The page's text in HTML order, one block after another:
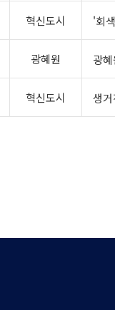
혁신도시 '회
광혜원 광
혁신도시 생